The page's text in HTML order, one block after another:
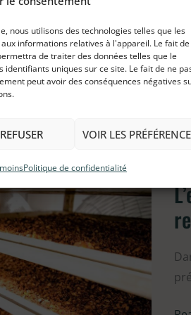
nous utilisons des technologies telles que les
informations relatives à l'appareil. Le fait de
de traiter des données telles que le
uniques sur ce site. Le fait de ne
peut avoir des conséquences négatives
REFUSER VOIR LES
Politique de confidentialité
2
9